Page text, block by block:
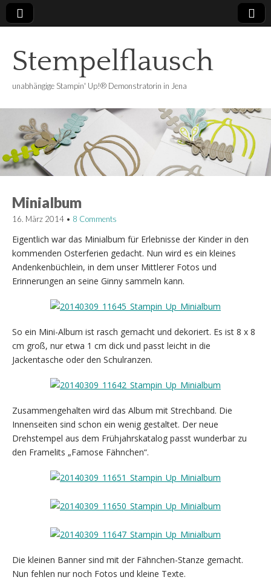
Stempelflausch
unabhängige Stampin' Up!® Demonstratorin in Jena
Minialbum
16. März 2014 • 8 Comments
Eigentlich war das Minialbum für Erlebnisse der Kinder in den
kommenden Osterferien gedacht. Nun wird es ein kleines
Andenkenbüchlein, in dem unser Mittlerer Fotos und
Erinnerungen an seine Ginny sammeln kann.
So ein Mini-Album ist rasch gemacht und dekoriert. Es ist 8 x 8
cm groß, nur etwa 1 cm dick und passt leicht in die
Jackentasche oder den Schulranzen.
Zusammengehalten wird das Album mit Strechband. Die
Innenseiten sind schon ein wenig gestaltet. Der neue
Drehstempel aus dem Frühjahrskatalog passt wunderbar zu
den Framelits „Famose Fähnchen“.
Die kleinen Banner sind mit der Fähnchen-Stanze gemacht.
Nun fehlen nur noch Fotos und kleine Texte.